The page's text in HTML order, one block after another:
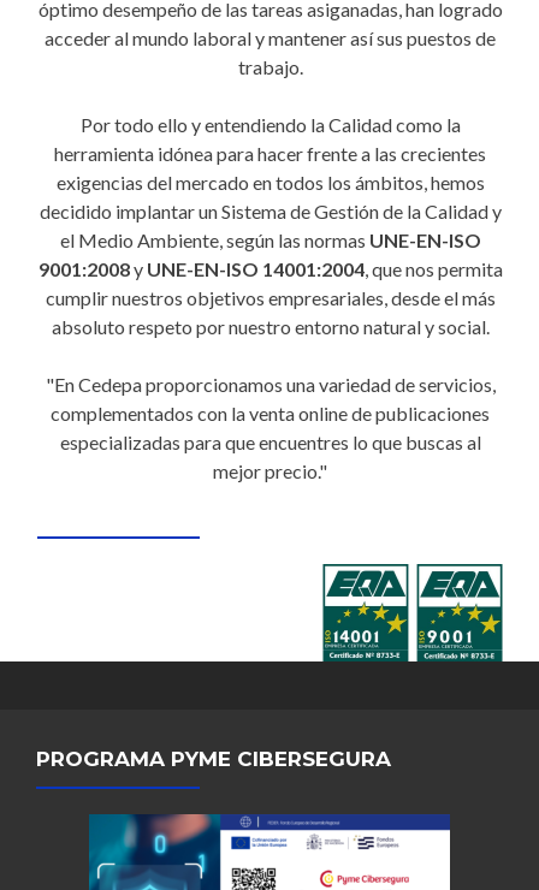
óptimo desempeño de las tareas asiganadas, han logrado
acceder al mundo laboral y mantener así sus puestos de
trabajo.
Por todo ello y entendiendo la Calidad como la
herramienta idónea para hacer frente a las crecientes
exigencias del mercado en todos los ámbitos, hemos
decidido implantar un Sistema de Gestión de la Calidad y
el Medio Ambiente, según las normas UNE-EN-ISO
9001:2008y UNE-EN-ISO 14001:2004, que nos permita
cumplir nuestros objetivos empresariales, desde el más
absoluto respeto por nuestro entorno natural y social.
"En Cedepa proporcionamos una variedad de servicios,
complementados con la venta online de publicaciones
especializadas para que encuentres lo que buscas al
mejor precio."
PROGRAMA PYME CIBERSEGURA